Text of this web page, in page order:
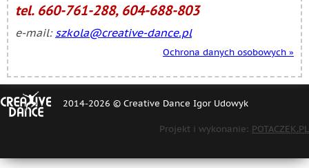
tel. 660-761-288, 604-688-803
e-mail: szkola@creative-dance.pl
Ochrona danych osobowych »
[FOOTER]
2014-2026 © Creative Dance Igor Udowyk
Projekt i wykonanie: POTACZEK.PL